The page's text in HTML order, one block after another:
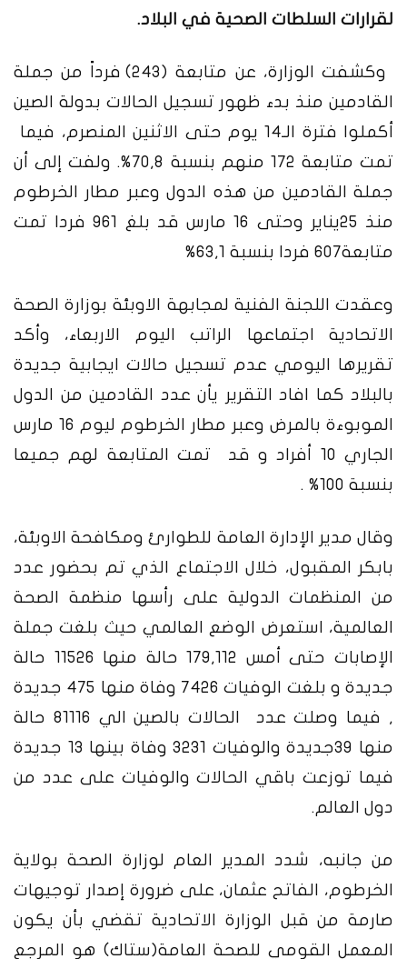
لقرارات السلطات الصحية في البلاد.
وكشفت الوزارة، عن متابعة (243) فرداً من جملة
القادمين منذ بدء ظهور تسجيل الحالات بدولة الصين
أكملوا فترة الـ14 يوم حتى الاثنين المنصرم، فيما
تمت متابعة 172 منهم بنسبة 70,8%. ولفت إلى أن
جملة القادمين من هذه الدول وعبر مطار الخرطوم
منذ 25يناير وحتى 16 مارس قد بلغ 961 فردا تمت
متابعة607 فردا بنسبة 63,1%
وعقدت اللجنة الفنية لمجابهة الاوبئة بوزارة الصحة
الاتحادية اجتماعها الراتب اليوم الاربعاء، وأكد
تقريرها اليومي عدم تسجيل حالات ايجابية جديدة
بالبلاد كما افاد التقرير يأن عدد القادمين من الدول
الموبوءة بالمرض وعبر مطار الخرطوم ليوم 16 مارس
الجاري 10 أفراد و قد تمت المتابعة لهم جميعا
بنسبة 100% .
وقال مدير الإدارة العامة للطوارئ ومكافحة الاوبئة،
بابكر المقبول، خلال الاجتماع الذي تم بحضور عدد
من المنظمات الدولية على رأسها منظمة الصحة
العالمية، استعرض الوضع العالمي حيث بلغت جملة
الإصابات حتى أمس 179,112 حالة منها 11526 حالة
جديدة و بلغت الوفيات 7426 وفاة منها 475 جديدة
, فيما وصلت عدد الحالات بالصين الي 81116 حالة
منها 39جديدة والوفيات 3231 وفاة بينها 13 جديدة
فيما توزعت باقي الحالات والوفيات على عدد من
دول العالم.
من جانبه، شدد المدير العام لوزارة الصحة بولاية
الخرطوم، الفاتح عثمان، على ضرورة إصدار توجيهات
صارمة من قبل الوزارة الاتحادية تقضي بأن يكون
المعمل القومي للصحة العامة(ستاك) هو المرجع